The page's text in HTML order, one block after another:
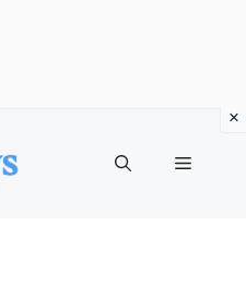
MENU